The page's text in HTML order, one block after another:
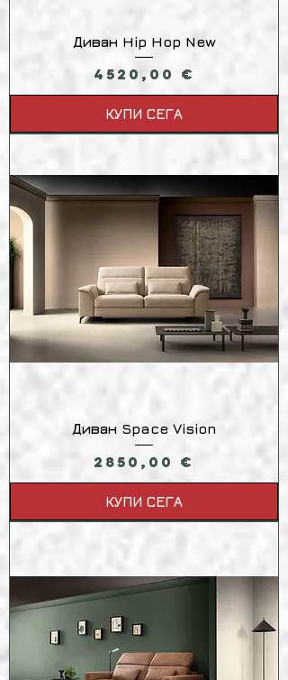
Диван Hip Hop New
Цена
4520,00 €
КУПИ СЕГА
Диван Space Vision
Цена
2850,00 €
КУПИ СЕГА